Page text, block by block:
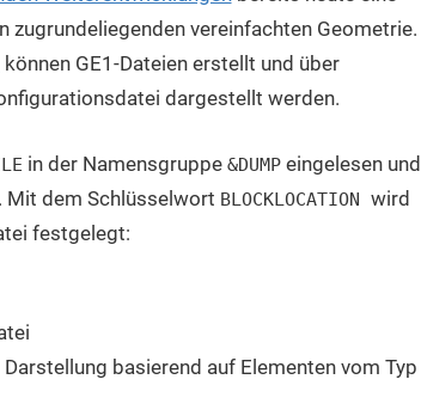
vereinfachten Geometrie.
können GE1-Dateien erstellt und über
dargestellt werden.
in der Namensgruppe &DUMPeingelesen und
Mit dem Schlüsselwort BLOCKLOCATION wird
festgelegt:
basierend auf Elementen vom Typ